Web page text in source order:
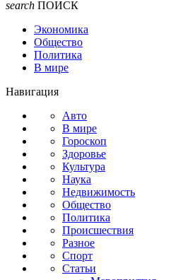
search ПОИСК
Экономика
Общество
Политика
В мире
Навигация
Авто
В мире
Гороскоп
Здоровье
Культура
Наука
Недвижимость
Общество
Политика
Происшествия
Разное
Спорт
Статьи